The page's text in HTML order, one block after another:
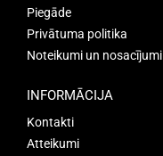
Piegāde
Privātuma politika
Noteikumi un nosacījumi
INFORMĀCIJA
Kontakti
Atteikumi